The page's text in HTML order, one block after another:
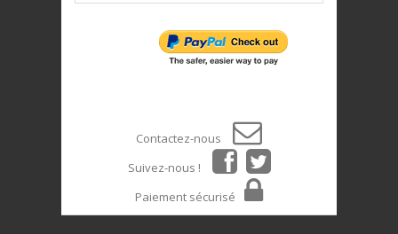
Contactez-nous
Suivez-nous !
Paiement sécurisé